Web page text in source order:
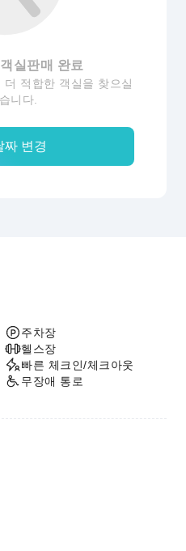
실판매 완료
적합한 객실을 찾으실
니다.
짜 변경
주차장
헬스장
빠른 체크인/체크아웃
무장애 통로